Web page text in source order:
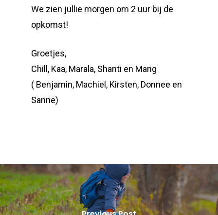
We zien jullie morgen om 2 uur bij de
opkomst!
Groetjes,
Chill, Kaa, Marala, Shanti en Mang
( Benjamin, Machiel, Kirsten, Donnee en
Sanne)